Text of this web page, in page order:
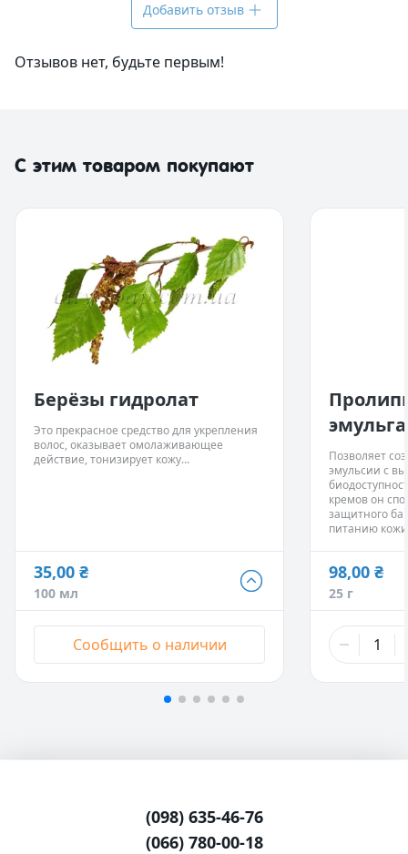
Добавить отзыв
Отзывов нет, будьте первым!
С этим товаром покупают
Берёзы гидролат
Это прекрасное средство для укрепления
волос, оказывает омолаживающее
действие, тонизирует кожу...
35,00 ₴
100 мл
35,00 ₴
100 мл
122,50 ₴
500 мл- Нет в наличии
Сообщить о наличии
Позволяет
эмульсии с
кремов он
защитного
питанию
98,00 ₴
25 г
98,00 ₴
25 г
333,00 ₴
100 г
(098) 635-46-76
(066) 780-00-18